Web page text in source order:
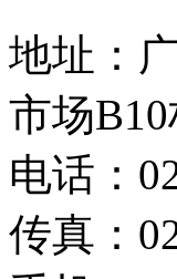
地址：
市场B10
电话：
传真：